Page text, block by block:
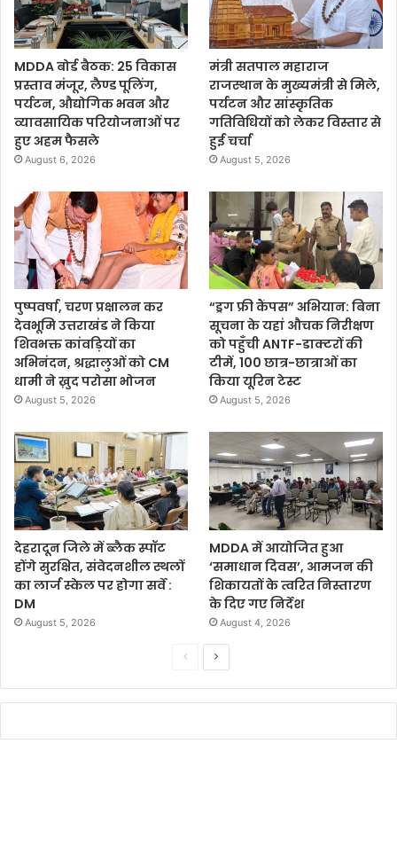
MDDA बोर्ड बैठक: 25 विकास
प्रस्ताव मंजूर, लैण्ड पूलिंग,
पर्यटन, औद्योगिक भवन और
व्यावसायिक परियोजनाओं पर
हुए अहम फैसले
August 6, 2026
मंत्री सतपाल महाराज
राजस्थान के मुख्यमंत्री से मिले,
पर्यटन और सांस्कृतिक
गतिविधियों को लेकर विस्तार से
हुई चर्चा
August 5, 2026
पुष्पवर्षा, चरण प्रक्षालन कर
देवभूमि उत्तराखंड ने किया
शिवभक्त कांवड़ियों का
अभिनंदन, श्रद्धालुओं को CM
धामी ने ख़ुद परोसा भोजन
August 5, 2026
“ड्रग फ्री कैंपस” अभियान: बिना
सूचना के यहां औचक निरीक्षण
को पहुँची ANTF-डाक्टरों की
टीमें, 100 छात्र-छात्राओं का
किया यूरिन टेस्ट
August 5, 2026
देहरादून जिले में ब्लैक स्पॉट
होंगे सुरक्षित, संवेदनशील स्थलों
का लार्ज स्केल पर होगा सर्वे :
DM
August 5, 2026
MDDA में आयोजित हुआ
‘समाधान दिवस’, आमजन की
शिकायतों के त्वरित निस्तारण
के दिए गए निर्देश
August 4, 2026
e
x